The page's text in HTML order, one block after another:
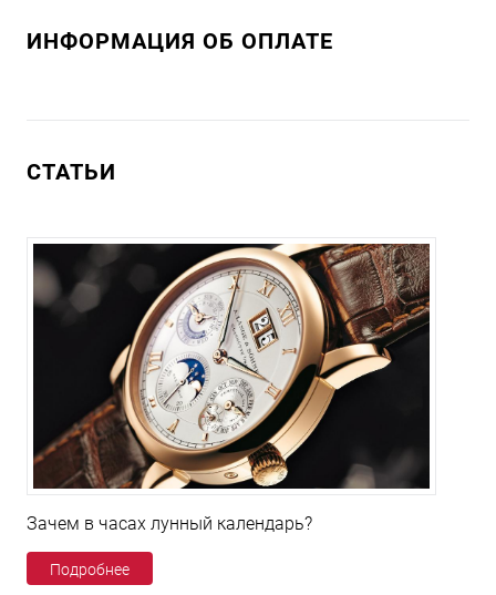
ИНФОРМАЦИЯ ОБ ОПЛАТЕ
СТАТЬИ
Зачем в часах лунный календарь?
Подробнее